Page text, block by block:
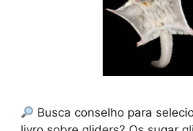
Busca conselho para